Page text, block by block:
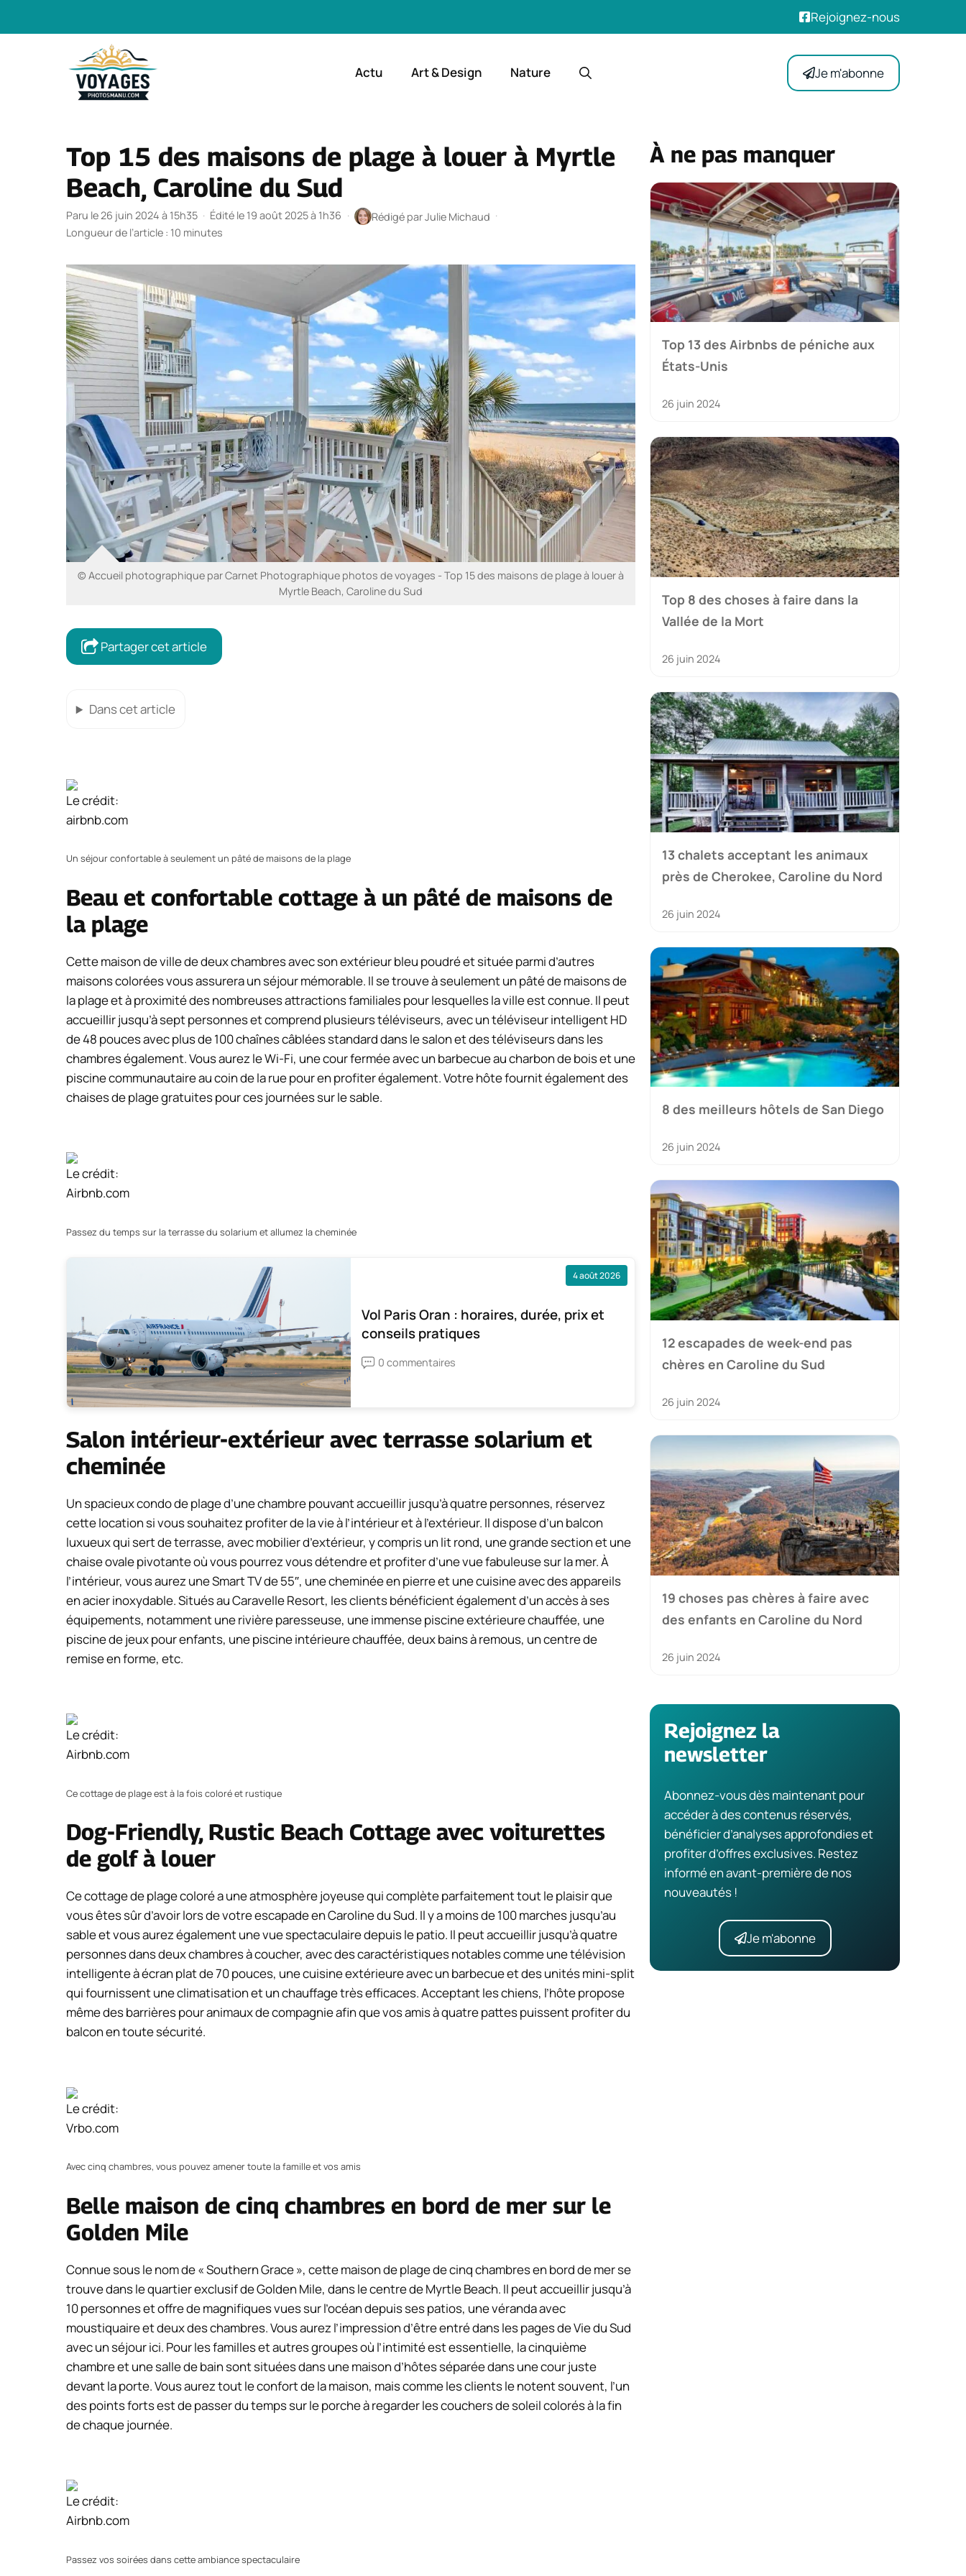
Rejoignez-nous
Actu Art & Design Nature Je m'abonne
Top 15 des maisons de plage à louer à Myrtle
Beach, Caroline du Sud
Paru le 26 juin 2024 à 15h35 · Édité le 19 août 2025 à 1h36 · Rédigé parJulie Michaud ·
Longueur de l’article : 10 minutes
© Accueil photographique par Carnet Photographique photos de voyages - Top 15 des maisons de plage à louer à
Myrtle Beach, Caroline du Sud
Partager cet article
Dans cet article
Le crédit:
airbnb.com
Un séjour confortable à seulement un pâté de maisons de la plage
Beau et confortable cottage à un pâté de maisons de
la plage
Cette maison de ville de deux chambres avec son extérieur bleu poudré et située parmi d’autres
maisons colorées vous assurera un séjour mémorable. Il se trouve à seulement un pâté de maisons de
la plage et à proximité des nombreuses attractions familiales pour lesquelles la ville est connue. Il peut
accueillir jusqu’à sept personnes et comprend plusieurs téléviseurs, avec un téléviseur intelligent HD
de 48 pouces avec plus de 100 chaînes câblées standard dans le salon et des téléviseurs dans les
chambres également. Vous aurez le Wi-Fi, une cour fermée avec un barbecue au charbon de bois et une
piscine communautaire au coin de la rue pour en profiter également. Votre hôte fournit également des
chaises de plage gratuites pour ces journées sur le sable.
Le crédit:
Airbnb.com
Passez du temps sur la terrasse du solarium et allumez la cheminée
4 août 2026
Vol Paris Oran : horaires, durée, prix et
conseils pratiques
0 commentaires
Salon intérieur-extérieur avec terrasse solarium et
cheminée
Un spacieux condo de plage d’une chambre pouvant accueillir jusqu’à quatre personnes, réservez
cette location si vous souhaitez profiter de la vie à l’intérieur et à l’extérieur. Il dispose d’un balcon
luxueux qui sert de terrasse, avec mobilier d’extérieur, y compris un lit rond, une grande section et une
chaise ovale pivotante où vous pourrez vous détendre et profiter d’une vue fabuleuse sur la mer. À
l’intérieur, vous aurez une Smart TV de 55″, une cheminée en pierre et une cuisine avec des appareils
en acier inoxydable. Situés au Caravelle Resort, les clients bénéficient également d’un accès à ses
équipements, notamment une rivière paresseuse, une immense piscine extérieure chauffée, une
piscine de jeux pour enfants, une piscine intérieure chauffée, deux bains à remous, un centre de
remise en forme, etc.
Le crédit:
Airbnb.com
Ce cottage de plage est à la fois coloré et rustique
Dog-Friendly, Rustic Beach Cottage avec voiturettes
de golf à louer
Ce cottage de plage coloré a une atmosphère joyeuse qui complète parfaitement tout le plaisir que
vous êtes sûr d’avoir lors de votre escapade en Caroline du Sud. Il y a moins de 100 marches jusqu’au
sable et vous aurez également une vue spectaculaire depuis le patio. Il peut accueillir jusqu’à quatre
personnes dans deux chambres à coucher, avec des caractéristiques notables comme une télévision
intelligente à écran plat de 70 pouces, une cuisine extérieure avec un barbecue et des unités mini-split
qui fournissent une climatisation et un chauffage très efficaces. Acceptant les chiens, l’hôte propose
même des barrières pour animaux de compagnie afin que vos amis à quatre pattes puissent profiter du
balcon en toute sécurité.
Le crédit:
Vrbo.com
Avec cinq chambres, vous pouvez amener toute la famille et vos amis
Belle maison de cinq chambres en bord de mer sur le
Golden Mile
Connue sous le nom de « Southern Grace », cette maison de plage de cinq chambres en bord de mer se
trouve dans le quartier exclusif de Golden Mile, dans le centre de Myrtle Beach. Il peut accueillir jusqu’à
10 personnes et offre de magnifiques vues sur l’océan depuis ses patios, une véranda avec
moustiquaire et deux des chambres. Vous aurez l’impression d’être entré dans les pages deVie du Sud
avec un séjour ici. Pour les familles et autres groupes où l’intimité est essentielle, la cinquième
chambre et une salle de bain sont situées dans une maison d’hôtes séparée dans une cour juste
devant la porte. Vous aurez tout le confort de la maison, mais comme les clients le notent souvent, l’un
des points forts est de passer du temps sur le porche à regarder les couchers de soleil colorés à la fin
de chaque journée.
Le crédit:
Airbnb.com
Passez vos soirées dans cette ambiance spectaculaire
À ne pas manquer
Top 13 des Airbnbs de péniche aux
États-Unis
26 juin 2024
Top 8 des choses à faire dans la
Vallée de la Mort
26 juin 2024
13 chalets acceptant les animaux
près de Cherokee, Caroline du Nord
26 juin 2024
8 des meilleurs hôtels de San Diego
26 juin 2024
12 escapades de week-end pas
chères en Caroline du Sud
26 juin 2024
19 choses pas chères à faire avec
des enfants en Caroline du Nord
26 juin 2024
Rejoignez la
newsletter
Abonnez-vous dès maintenant pour
accéder à des contenus réservés,
bénéficier d’analyses approfondies et
profiter d’offres exclusives. Restez
informé en avant-première de nos
nouveautés !
Je m'abonne